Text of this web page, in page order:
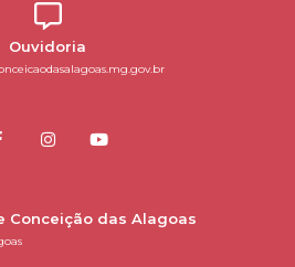
Ouvidoria
Conceição das Alagoas